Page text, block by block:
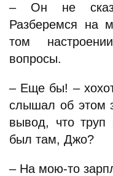
– Он не
Разберемся на
том
вопросы.
– Еще бы! –
слышал об этом
вывод, что
был там, Джо?
– На мою-то